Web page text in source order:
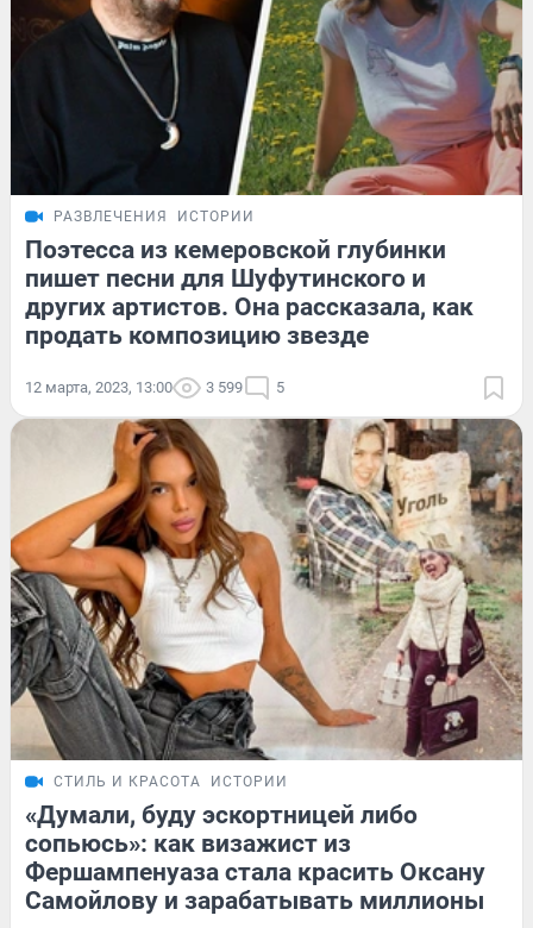
РАЗВЛЕЧЕНИЯ ИСТОРИИ
Поэтесса из кемеровской глубинки
пишет песни для Шуфутинского и
других артистов. Она рассказала, как
продать композицию звезде
12 марта, 2023, 13:00 3 599 5
СТИЛЬ И КРАСОТА ИСТОРИИ
«Думали, буду эскортницей либо
сопьюсь»: как визажист из
Фершампенуаза стала красить Оксану
Самойлову и зарабатывать миллионы